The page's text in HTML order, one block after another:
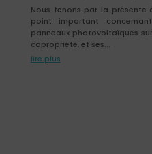
Nous tenons par la
point important
panneaux photovoltaïques
copropriété, et ses...
lire plus